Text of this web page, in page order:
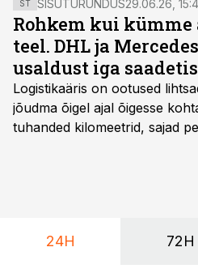
ST SISUTURUNDUS29.06.26,
Rohkem kui
teel. DHL ja
usaldust iga
Logistikaäris on ootused
jõudma õigel ajal õigesse
tuhanded kilomeetrid, sajad
24H 72H